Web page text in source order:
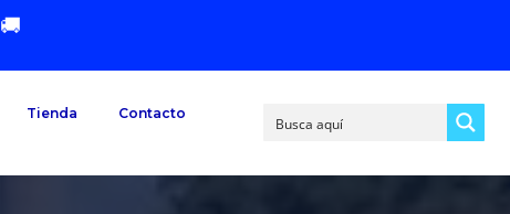
🚚
Tienda Contacto